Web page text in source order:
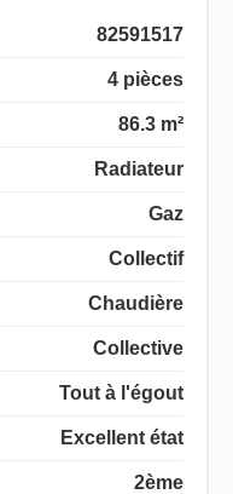
82591517
4 pièces
86.3 m²
Radiateur
Gaz
Collectif
Chaudière
Collective
Tout à l'égout
Excellent état
2ème